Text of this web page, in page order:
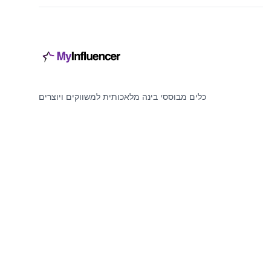
כלים מבוססי בינה מלאכותית למשווקים ויוצרים